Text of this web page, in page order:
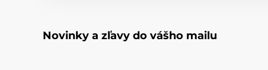
Novinky a zľavy do vášho mailu